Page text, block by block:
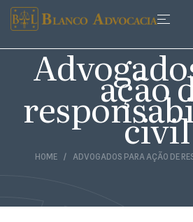
HOME ADVOGADOS PARA AÇÃO DE
ação
civil